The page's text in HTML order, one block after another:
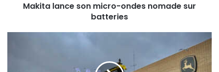
Makita lance son micro-ondes nomade sur
batteries